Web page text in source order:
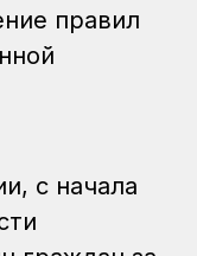
правил
с начала